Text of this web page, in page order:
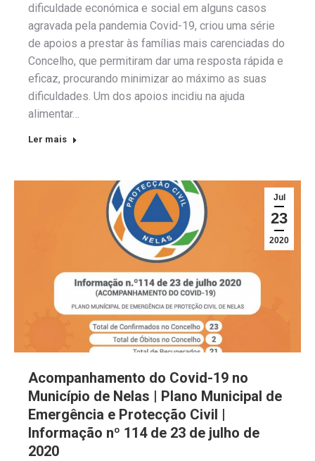
dificuldade económica e social em alguns casos
agravada pela pandemia Covid-19, criou uma série
de apoios a prestar às famílias mais carenciadas do
Concelho, que permitiram dar uma resposta rápida e
eficaz, procurando minimizar ao máximo as suas
dificuldades. Um dos apoios incidiu na ajuda
alimentar…
Ler mais
Jul
23
2020
Acompanhamento do Covid-19 no
Município de Nelas | Plano Municipal de
Emergência e Protecção Civil |
Informação nº 114 de 23 de julho de
2020